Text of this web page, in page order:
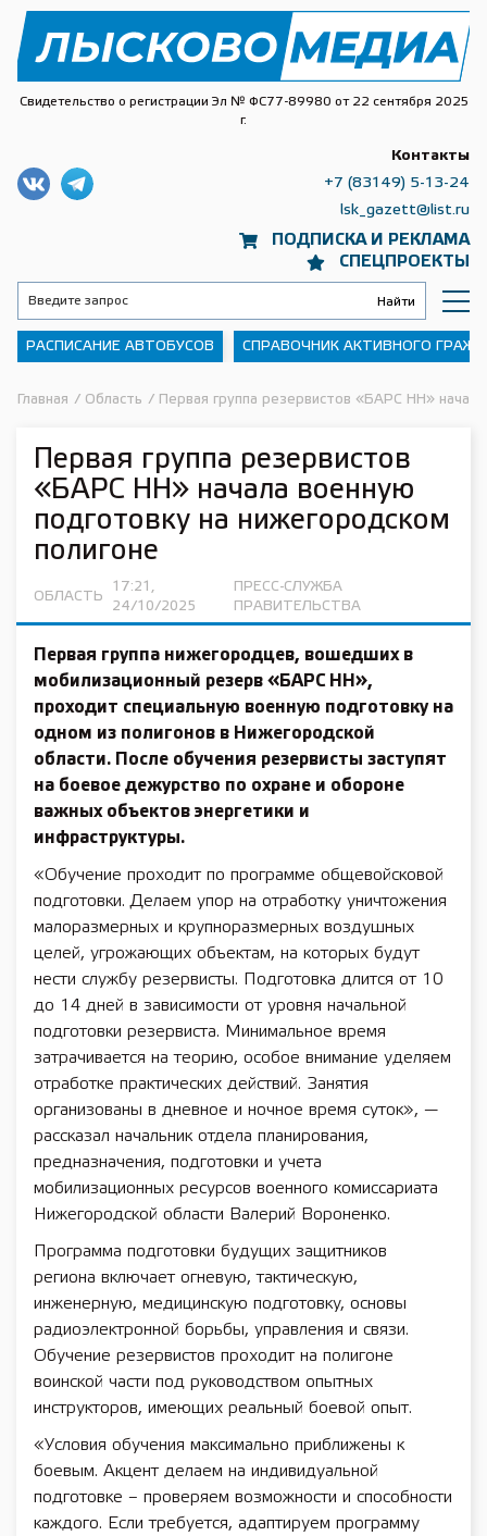
Свидетельство о регистрации Эл № ФС77-89980 от 22 сентября 2025
г.
ПОДПИСКА И РЕКЛАМА
СПЕЦПРОЕКТЫ
Контакты
+7 (83149) 5-13-24
lsk_gazett@list.ru
РАСПИСАНИЕ АВТОБУСОВ СПРАВОЧНИК АКТИВНОГО
Главная / Область / Первая группа резервистов «БАРС НН»
Первая группа резервистов
«БАРС НН» начала военную
подготовку на нижегородском
полигоне
ОБЛАСТЬ
17:21,
24/10/2025
ПРЕСС-СЛУЖБА
ПРАВИТЕЛЬСТВА
Первая группа нижегородцев, вошедших в
мобилизационный резерв «БАРС НН»,
проходит специальную военную подготовку на
одном из полигонов в Нижегородской
области. После обучения резервисты заступят
на боевое дежурство по охране и обороне
важных объектов энергетики и
инфраструктуры.
«Обучение проходит по программе общевойсковой
подготовки. Делаем упор на отработку уничтожения
малоразмерных и крупноразмерных воздушных
целей, угрожающих объектам, на которых будут
нести службу резервисты. Подготовка длится от 10
до 14 дней в зависимости от уровня начальной
подготовки резервиста. Минимальное время
затрачивается на теорию, особое внимание уделяем
отработке практических действий. Занятия
организованы в дневное и ночное время суток», —
рассказал начальник отдела планирования,
предназначения, подготовки и учета
мобилизационных ресурсов военного комиссариата
Нижегородской области Валерий Вороненко.
Программа подготовки будущих защитников
региона включает огневую, тактическую,
инженерную, медицинскую подготовку, основы
радиоэлектронной борьбы, управления и связи.
Обучение резервистов проходит на полигоне
воинской части под руководством опытных
инструкторов, имеющих реальный боевой опыт.
«Условия обучения максимально приближены к
боевым. Акцент делаем на индивидуальной
подготовке – проверяем возможности и способности
каждого. Если требуется, адаптируем программу